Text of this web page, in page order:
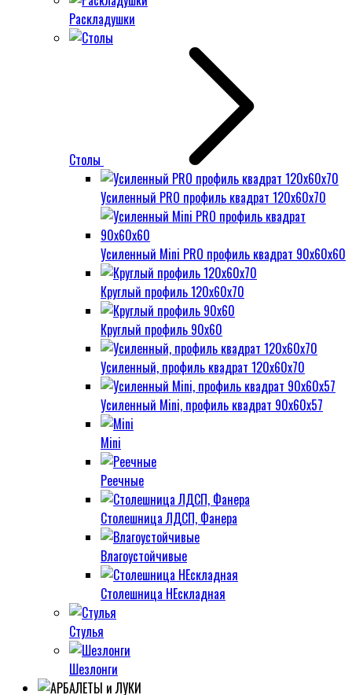
Раскладушки
Столы
Усиленный PRO профиль квадрат 120х60х70
Усиленный Mini PRO профиль квадрат 90х60х60
Круглый профиль 120х60х70
Круглый профиль 90х60
Усиленный, профиль квадрат 120х60х70
Усиленный Mini, профиль квадрат 90х60х57
Mini
Реечные
Столешница ЛДСП, Фанера
Влагоустойчивые
Столешница НЕскладная
Стулья
Шезлонги